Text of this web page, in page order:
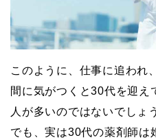
このように、仕事に追われ
間に気がつくと30代を迎え
人が多いのではないでしょ
でも、実は30代の薬剤師は